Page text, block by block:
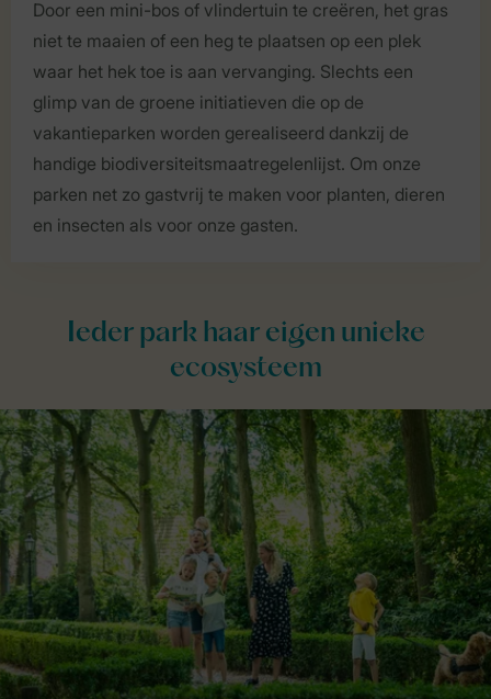
Door een mini-bos of vlindertuin te creëren, het gras
niet te maaien of een heg te plaatsen op een plek
waar het hek toe is aan vervanging. Slechts een
glimp van de groene initiatieven die op de
vakantieparken worden gerealiseerd dankzij de
handige biodiversiteitsmaatregelenlijst. Om onze
parken net zo gastvrij te maken voor planten, dieren
en insecten als voor onze gasten.
Ieder park haar eigen unieke
ecosysteem